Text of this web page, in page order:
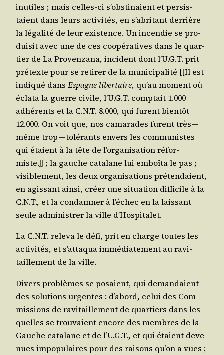
inutiles ; mais celles-ci s’obs­ti­naient et per­sis­
taient dans leurs acti­vi­tés, en s’a­bri­tant der­rière
la léga­li­té de leur exis­tence. Un incen­die se pro­
dui­sit avec une de ces coopé­ra­tives dans le quar­
tier de La Pro­ven­za­na, inci­dent dont l’U.G.T. prit
pré­texte pour se reti­rer de la muni­ci­pa­li­té [[Il est
indi­qué dans Espagne liber­taire, qu’au moment où
écla­ta la guerre civile, l’U.G.T. comp­tait 1.000
adhé­rents et la C.N.T. 8.000, qui furent bien­tôt
12.000. On voit que, nos cama­rades furent très —
même trop — tolé­rants envers les com­mu­nistes
qui étaient à la tête de l’or­ga­ni­sa­tion réfor­
miste.]] ; la gauche cata­lane lui emboî­ta le pas ;
visi­ble­ment, les deux orga­ni­sa­tions pré­ten­daient,
en agis­sant ain­si, créer une situa­tion dif­fi­cile à la
C.N.T., et la condam­ner à l’é­chec en la lais­sant
seule admi­nis­trer la ville d’Hospitalet.
La C.N.T. rele­va le défi, prit en charge toutes les
acti­vi­tés, et s’at­ta­qua immé­dia­te­ment au ravi­
taille­ment de la ville.
Divers pro­blèmes se posaient, qui deman­daient
des solu­tions urgentes : d’a­bord, celui des Com­
mis­sions de ravi­taille­ment de quar­tiers dans les­
quelles se trou­vaient encore des membres de la
Gauche cata­lane et de l’U.G.T., et qui étaient deve­
nues impo­pu­laires pour des rai­sons qu’on a vues ;